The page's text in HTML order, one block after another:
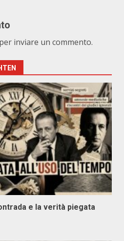
per inviare un commento.
e la verità piegata